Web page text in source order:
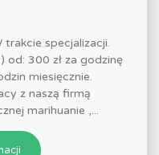
trakcie specjalizacji.
od: 300 zł za godzinę
miesięcznie.
z naszą firmą
marihuanie ,...